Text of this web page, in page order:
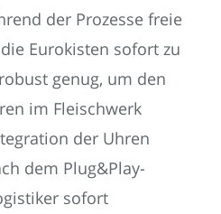
der Prozesse freie
Eurokisten sofort zu
genug, um den
im Fleischwerk
der Uhren
dem Plug&Play-
sofort